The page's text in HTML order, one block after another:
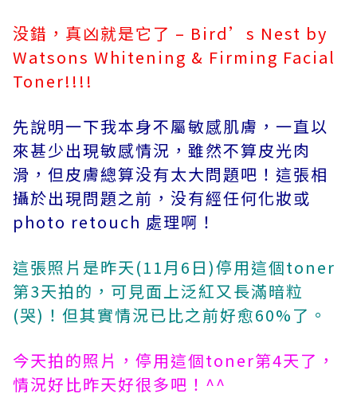
没錯，真凶就是它了 – Bird’s Nest by
Watsons Whitening & Firming Facial
Toner!!!!
先說明一下我本身不屬敏感肌膚，一直以
來甚少出現敏感情況，雖然不算皮光肉
滑，但皮膚總算没有太大問題吧！這張相
攝於出現問題之前，没有經任何化妝或
photo retouch 處理啊！
這張照片是昨天(11月6日)停用這個toner
第3天拍的，可見面上泛紅又長滿暗粒
(哭)！但其實情況已比之前好愈60%了。
今天拍的照片，停用這個toner第4天了，
情況好比昨天好很多吧！^^